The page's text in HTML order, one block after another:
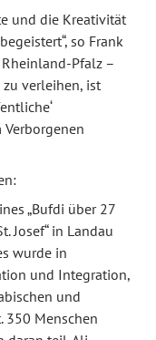
und die Kreativität
so Frank
Pfalz –
zu verleihen, ist
„Bufdi über 27
Josef“ in Landau
wurde in
und Integration,
und
350 Menschen